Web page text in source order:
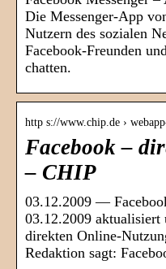
Die Messenger-App
Nutzern des sozialen
Facebook-Freunden
chatten.
http s://www.chip.de ›
Facebook –
– CHIP
03.12.2009 —
03.12.2009 aktualisiert
direkten Online-
Redaktion sagt: